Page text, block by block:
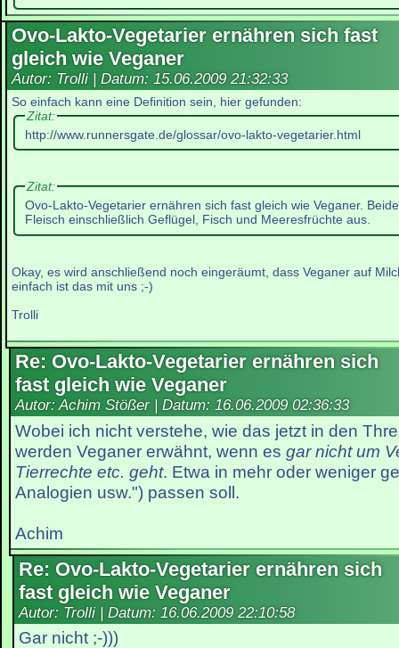
Ovo-Lakto-Vegetarier ernähren sich fast
gleich wie Veganer
Autor: Trolli | Datum: 15.06.2009 21:32:33
So einfach kann eine Definition sein, hier gefunden:
Zitat:
http://www.runnersgate.de/glossar/ovo-lakto-vegetarier.html
Zitat:
Ovo-Lakto-Vegetarier ernähren sich fast gleich wie Veganer.
Fleisch einschließlich Geflügel, Fisch und Meeresfrüchte aus.
Okay, es wird anschließend noch eingeräumt, dass Veganer auf
einfach ist das mit uns ;-)
Trolli
Re: Ovo-Lakto-Vegetarier ernähren sich
fast gleich wie Veganer
Autor: Achim Stößer | Datum: 16.06.2009 02:36:33
Wobei ich nicht verstehe, wie das jetzt in den
werden Veganer erwähnt, wenn es gar nicht um
Tierrechte etc. geht. Etwa in mehr oder weniger
Analogien usw.") passen soll.
Achim
Re: Ovo-Lakto-Vegetarier ernähren sich
fast gleich wie Veganer
Autor: Trolli | Datum: 16.06.2009 22:10:58
Gar nicht ;-)))